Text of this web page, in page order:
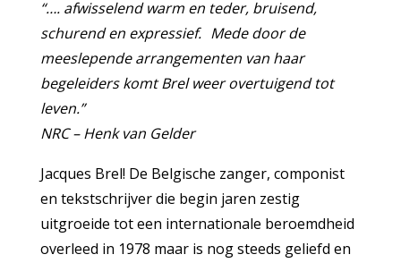
“…. afwisselend warm en teder, bruisend,
schurend en expressief. Mede door de
meeslepende arrangementen van haar
begeleiders komt Brel weer overtuigend tot
leven.”
NRC – Henk van Gelder
Jacques Brel! De Belgische zanger, componist
en tekstschrijver die begin jaren zestig
uitgroeide tot een internationale beroemdheid
overleed in 1978 maar is nog steeds geliefd en